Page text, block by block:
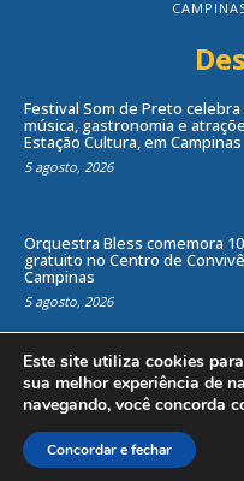
Festival Som de Preto
música, gastronomia e
Estação Cultura, em Campinas
5 agosto, 2026
Orquestra Bless comemora
gratuito no Centro de
Campinas
5 agosto, 2026
Todos os direitos
Agência Criosites (
Este site utiliza cookies
sua melhor experiência de
navegando, você concorda
Concordar e fechar